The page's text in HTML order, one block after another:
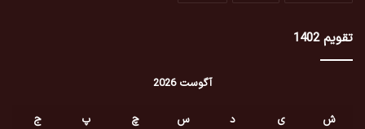
تقویم 1402
آگوست 2026
ش ی د س چ پ
ج